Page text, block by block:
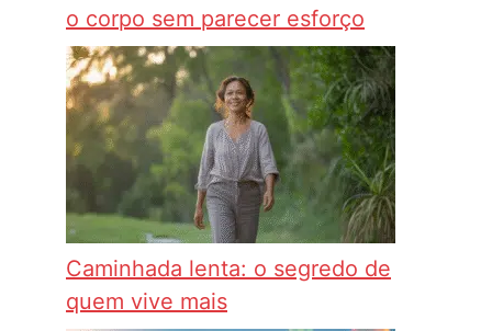
o corpo sem parecer esforço
Caminhada lenta: o segredo de
quem vive mais